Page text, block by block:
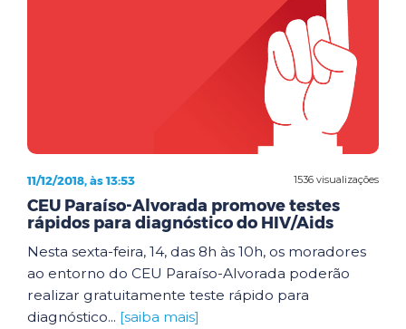
1536 visualizações
11/12/2018, às 13:53
CEU Paraíso-Alvorada promove testes
rápidos para diagnóstico do HIV/Aids
Nesta sexta-feira, 14, das 8h às 10h, os moradores
ao entorno do CEU Paraíso-Alvorada poderão
realizar gratuitamente teste rápido para
diagnóstico... [saiba mais]